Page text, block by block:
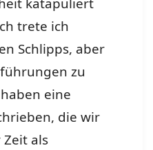
trete ich
Schlipps, aber
zu
eine
die wir
als